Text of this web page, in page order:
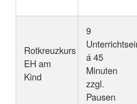
Rotkreuzkurs
EH am
Kind
9
á 45
Minuten
zzgl.
Pausen